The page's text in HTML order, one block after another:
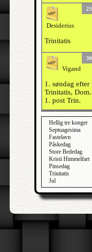
23
Desiderius
Trinitatis
30
Vigand
1. søndag efter
Trinitatis, Dom.
1. post Trin.
Hellig tre konger
Septuagesima
Fastelavn
Påskedag
Store Bededag
Kristi Himmelfart
Pinsedag
Trinitatis
Jul